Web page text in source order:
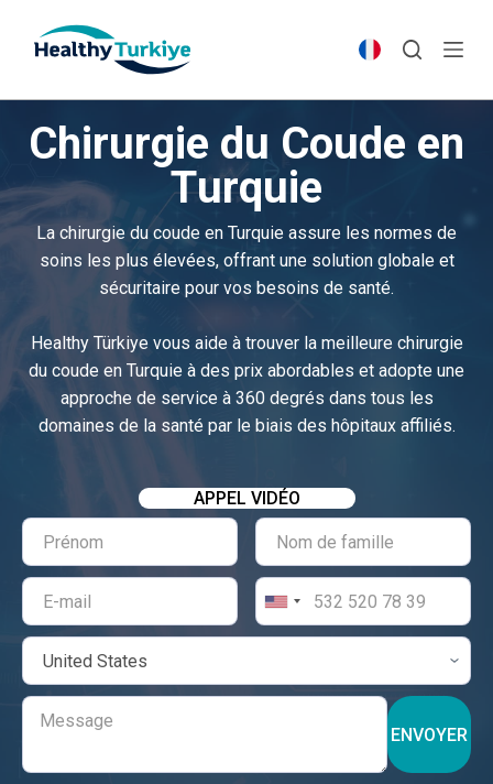
p
c
Chirurgie du Coude en
Turquie
La chirurgie du coude en Turquie assure les normes de
soins les plus élevées, offrant une solution globale et
sécuritaire pour vos besoins de santé.
Healthy Türkiye vous aide à trouver la meilleure chirurgie
du coude en Turquie à des prix abordables et adopte une
approche de service à 360 degrés dans tous les
domaines de la santé par le biais des hôpitaux affiliés.
APPEL VIDÉO
ENVOYER